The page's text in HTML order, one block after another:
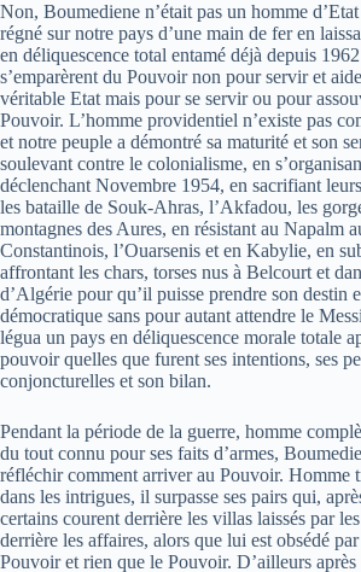
Non, Boumediene n’était pas un homme
régné sur notre pays d’une main de fer en
en déliquescence total entamé déjà depuis
s’emparèrent du Pouvoir non pour servir et
véritable Etat mais pour se servir ou pour
Pouvoir. L’homme providentiel n’existe pas
et notre peuple a démontré sa maturité et son
soulevant contre le colonialisme, en
déclenchant Novembre 1954, en sacrifiant
les bataille de Souk-Ahras, l’Akfadou, les
montagnes des Aures, en résistant au Napalm
Constantinois, l’Ouarsenis et en Kabylie, en
affrontant les chars, torses nus à Belcourt et
d’Algérie pour qu’il puisse prendre son destin
démocratique sans pour autant attendre le
légua un pays en déliquescence morale totale
pouvoir quelles que furent ses intentions, ses
conjoncturelles et son bilan.
Pendant la période de la guerre, homme
du tout connu pour ses faits d’armes,
réfléchir comment arriver au Pouvoir. Homme
dans les intrigues, il surpasse ses pairs qui,
certains courent derrière les villas laissés par
derrière les affaires, alors que lui est obsédé
Pouvoir et rien que le Pouvoir. D’ailleurs